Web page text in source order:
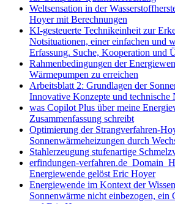
Weltsensation in der
Hoyer mit Berechnungen
KI-gesteuerte Technikeinheit zur
Notsituationen, einer einfachen und
Erfassung. Suche, Kooperation und
Rahmenbedingungen der
Wärmepumpen zu erreichen
Arbeitsblatt 2: Grundlagen der
Innovative Konzepte und technische
was Copilot Plus über meine
Zusammenfassung schreibt
Optimierung der Strangverfahren-
Sonnenwärmeheizungen durch
Stahlerzeugung stufenartige
erfindungen-verfahren.de Domain
Energiewende gelöst Eric Hoyer
Energiewende im Kontext der
Sonnenwärme nicht einbezogen,